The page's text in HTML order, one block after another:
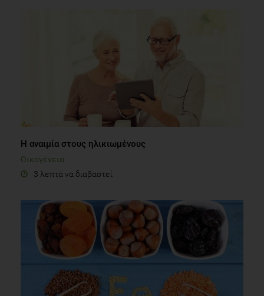
Η αναιμία στους ηλικιωμένους
Οικογένεια
3 λεπτά να διαβαστεί